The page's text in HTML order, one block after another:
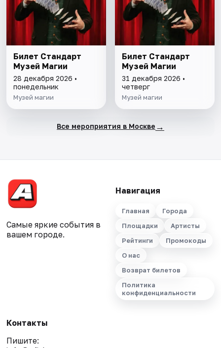
Билет Стандарт
Музей Магии
28 декабря 2026 •
понедельник
Музей магии
Билет Стандарт
Музей Магии
31 декабря 2026 •
четверг
Музей магии
Все мероприятия в Москве →
Самые яркие события в
вашем городе.
Навигация
Главная
Города
Площадки
Артисты
Рейтинги
Промокоды
О нас
Возврат билетов
Политика
конфиденциальности
Контакты
Пишите: